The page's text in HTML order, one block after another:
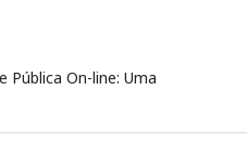
Pública On-line: Uma